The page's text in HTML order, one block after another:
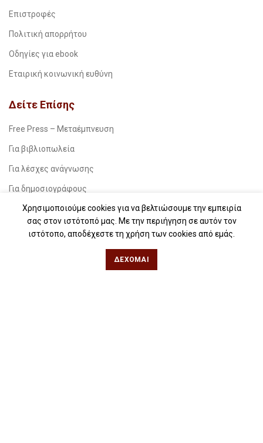
Επιστροφές
Πολιτική απορρήτου
Οδηγίες για ebook
Εταιρική κοινωνική ευθύνη
Δείτε Επίσης
Free Press – Μεταέμπνευση
Για βιβλιοπωλεία
Για λέσχες ανάγνωσης
Για δημοσιογράφους
Για σχολεία
Για βιβλιοφιλικές ομάδες
Χρησιμοποιούμε cookies για να βελτιώσουμε την εμπειρία
σας στον ιστότοπό μας. Με την περιήγηση σε αυτόν τον
ιστότοπο, αποδέχεστε τη χρήση των cookies από εμάς.
ΔΈΧΟΜΑΙ